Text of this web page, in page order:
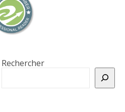
Rechercher